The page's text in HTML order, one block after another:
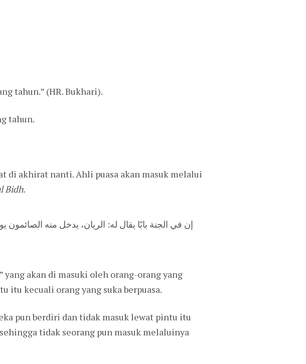
tahun.” (HR. Bukhari).
tahun.
di akhirat nanti. Ahli puasa akan masuk melalui
Bidh.
yang akan di masuki oleh orang-orang yang
itu kecuali orang yang suka berpuasa.
pun berdiri dan tidak masuk lewat pintu itu
tidak seorang pun masuk melaluinya